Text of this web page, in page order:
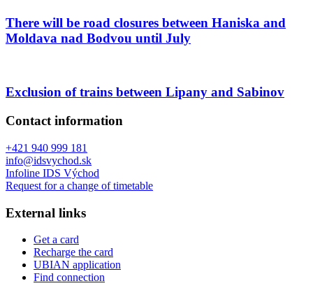
There will be road closures between Haniska and
Moldava nad Bodvou until July
Exclusion of trains between Lipany and Sabinov
Contact information
+421 940 999 181
info@idsvychod.sk
Infoline IDS Východ
Request for a change of timetable
External links
Get a card
Recharge the card
UBIAN application
Find connection